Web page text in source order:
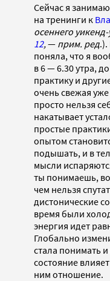
Сейчас я
на тренинги к
осеннего
12,— прим. ред
поняла, что я
в 6 — 6.30 утра,
практику и
очень свежая
просто нельзя
накатывает
простые
опытом
подышать, и в
мысли
ты понимаешь,
чем нельзя
дистонические
время были
энергия идет
Глобально
стала понимать
состояние
ним отношение.